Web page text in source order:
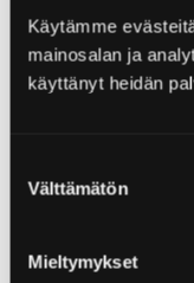
Käytämme
mainosalan ja
käyttänyt heidän
valinta
Välttämätön
Mieltymykset